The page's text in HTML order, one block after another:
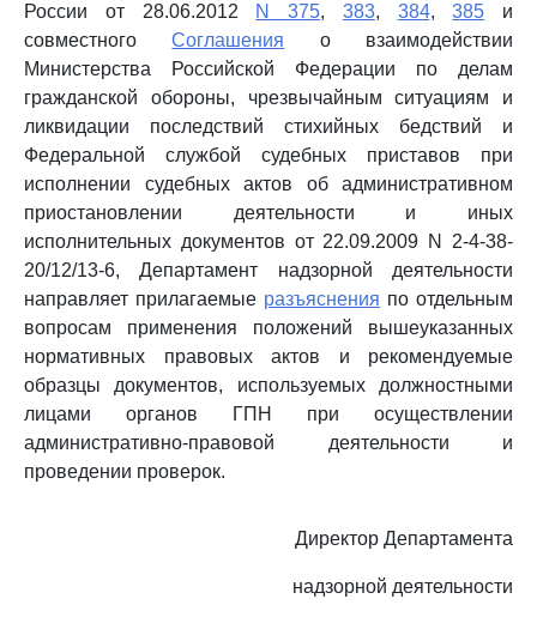
России от 28.06.2012
N 375, 383, 384,385 и
совместногоСоглашения о взаимодействии
Министерства Российской Федерации по делам
гражданской обороны, чрезвычайным ситуациям и
ликвидации последствий стихийных бедствий и
Федеральной службой судебных приставов при
исполнении судебных актов об административном
приостановлении деятельности и иных
исполнительных документов от 22.09.2009 N 2-4-38-
20/12/13-6, Департамент надзорной деятельности
направляет прилагаемые разъяснения по отдельным
вопросам применения положений вышеуказанных
нормативных правовых актов и рекомендуемые
образцы документов, используемых должностными
лицами органов ГПН при осуществлении
административно-правовой деятельности и
проведении проверок.
Директор Департамента
надзорной деятельности